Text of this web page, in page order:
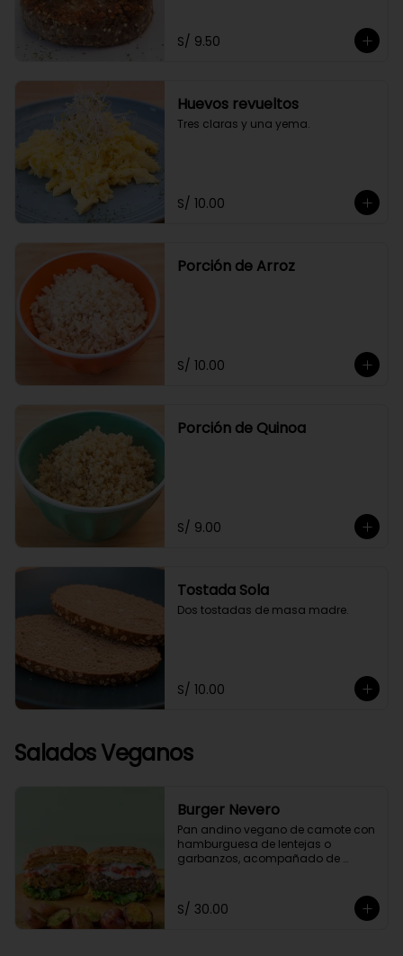
S/ 9.50
Huevos revueltos
Tres claras y una yema.
S/ 10.00
Porción de Arroz
S/ 10.00
Porción de Quinoa
S/ 9.00
Tostada Sola
Dos tostadas de masa madre.
S/ 10.00
Salados Veganos
Burger Nevero
Pan andino vegano de camote con
hamburguesa de lentejas o
garbanzos, acompañado de
guacamole y papitas cocktail
salteadas con perejil.
S/ 30.00